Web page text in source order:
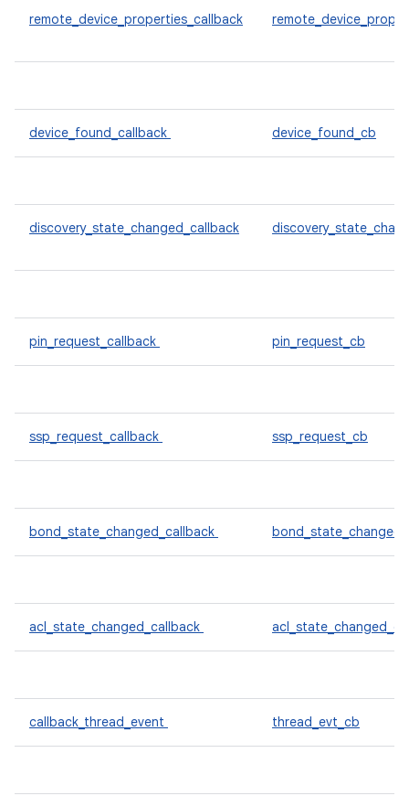
remote_device_properties_callback
device_found_callback device_found_cb
discovery_state_changed_callback
pin_request_callback pin_request_cb
ssp_request_callback ssp_request_cb
bond_state_changed_callback
acl_state_changed_callback acl_state_changed_cb
callback_thread_event thread_evt_cb